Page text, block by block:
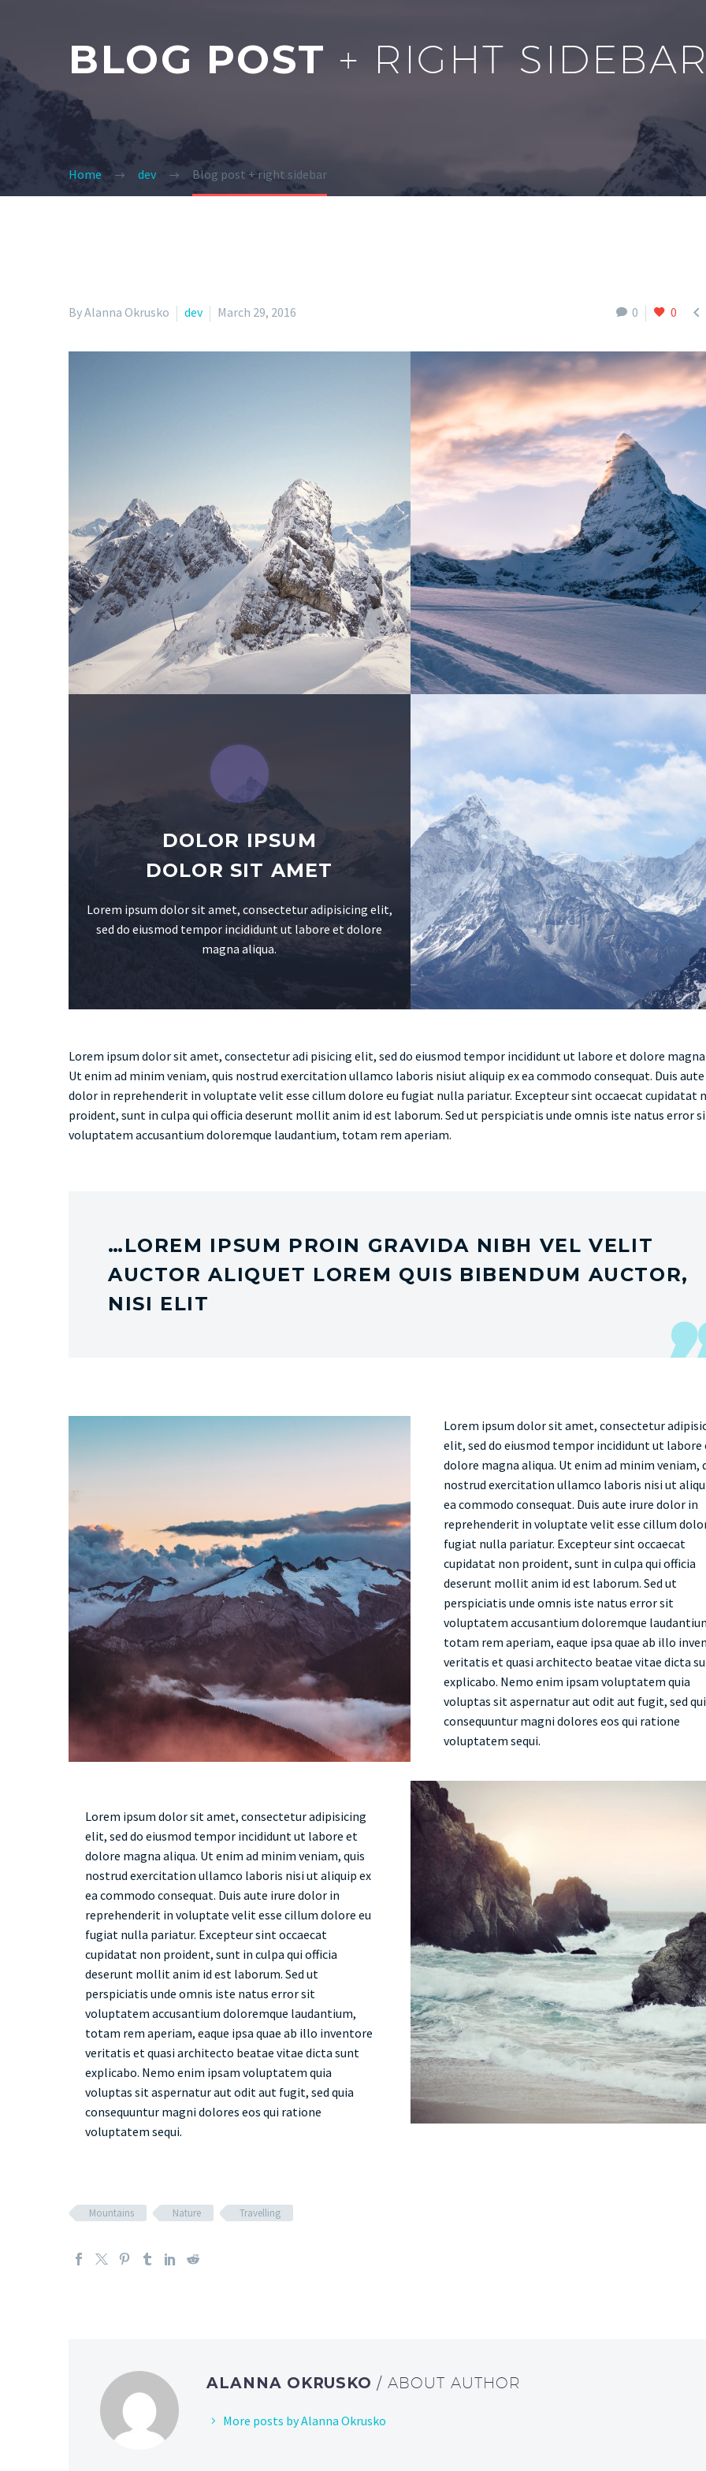
BLOG POST + RIGHT SIDEBAR
Home dev Blog post + right sidebar
0 0 
By Alanna Okrusko dev March 29, 2016
DOLOR IPSUM
DOLOR SIT AMET
Lorem ipsum dolor sit amet, consectetur adipisicing elit,
sed do eiusmod tempor incididunt ut labore et dolore
magna aliqua.
Lorem ipsum dolor sit amet, consectetur adi pisicing elit, sed do eiusmod tempor incididunt ut labore et dolore magna
Ut enim ad minim veniam, quis nostrud exercitation ullamco laboris nisiut aliquip ex ea commodo consequat. Duis
dolor in reprehenderit in voluptate velit esse cillum dolore eu fugiat nulla pariatur. Excepteur sint occaecat cupidatat
proident, sunt in culpa qui officia deserunt mollit anim id est laborum. Sed ut perspiciatis unde omnis iste natus error
voluptatem accusantium doloremque laudantium, totam rem aperiam.
…LOREM IPSUM PROIN GRAVIDA NIBH VEL VELIT
AUCTOR ALIQUET LOREM QUIS BIBENDUM AUCTOR,
NISI ELIT
Lorem ipsum dolor sit amet, consectetur
elit, sed do eiusmod tempor incididunt ut labore
dolore magna aliqua. Ut enim ad minim veniam,
nostrud exercitation ullamco laboris nisi ut
ea commodo consequat. Duis aute irure dolor in
reprehenderit in voluptate velit esse cillum
fugiat nulla pariatur. Excepteur sint occaecat
cupidatat non proident, sunt in culpa qui officia
deserunt mollit anim id est laborum. Sed ut
perspiciatis unde omnis iste natus error sit
voluptatem accusantium doloremque
totam rem aperiam, eaque ipsa quae ab illo
veritatis et quasi architecto beatae vitae dicta
explicabo. Nemo enim ipsam voluptatem quia
voluptas sit aspernatur aut odit aut fugit, sed
consequuntur magni dolores eos qui ratione
voluptatem sequi.
Lorem ipsum dolor sit amet, consectetur adipisicing
elit, sed do eiusmod tempor incididunt ut labore et
dolore magna aliqua. Ut enim ad minim veniam, quis
nostrud exercitation ullamco laboris nisi ut aliquip ex
ea commodo consequat. Duis aute irure dolor in
reprehenderit in voluptate velit esse cillum dolore eu
fugiat nulla pariatur. Excepteur sint occaecat
cupidatat non proident, sunt in culpa qui officia
deserunt mollit anim id est laborum. Sed ut
perspiciatis unde omnis iste natus error sit
voluptatem accusantium doloremque laudantium,
totam rem aperiam, eaque ipsa quae ab illo inventore
veritatis et quasi architecto beatae vitae dicta sunt
explicabo. Nemo enim ipsam voluptatem quia
voluptas sit aspernatur aut odit aut fugit, sed quia
consequuntur magni dolores eos qui ratione
voluptatem sequi.
Mountains Nature Travelling
ALANNA OKRUSKO/ ABOUT AUTHOR
More posts by Alanna Okrusko